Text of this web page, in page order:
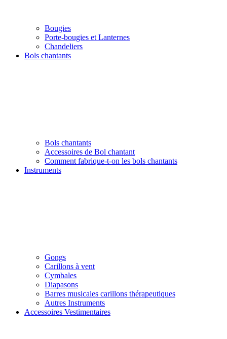
Bougies
Porte-bougies et Lanternes
Chandeliers
Bols chantants
Bols chantants
Accessoires de Bol chantant
Comment fabrique-t-on les bols chantants
Instruments
Gongs
Carillons à vent
Cymbales
Diapasons
Barres musicales carillons thérapeutiques
Autres Instruments
Accessoires Vestimentaires